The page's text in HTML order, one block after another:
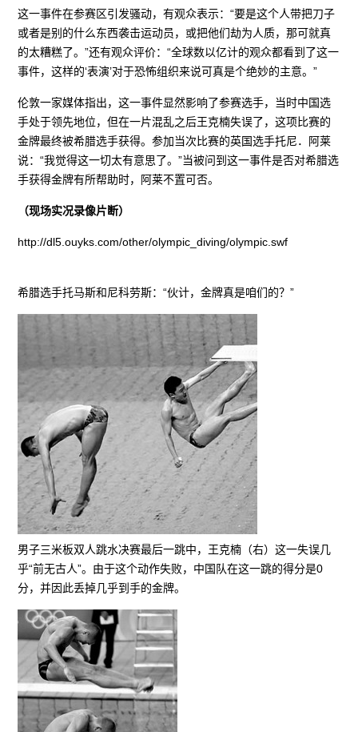
这一事件在参赛区引发骚动，有观众表示：“要是这个人带把刀子
或者是别的什么东西袭击运动员，或把他们劫为人质，那可就真
的太糟糕了。”还有观众评价：“全球数以亿计的观众都看到了这一
事件，这样的‘表演’对于恐怖组织来说可真是个绝妙的主意。”
伦敦一家媒体指出，这一事件显然影响了参赛选手，当时中国选
手处于领先地位，但在一片混乱之后王克楠失误了，这项比赛的
金牌最终被希腊选手获得。参加当次比赛的英国选手托尼．阿莱
说：“我觉得这一切太有意思了。”当被问到这一事件是否对希腊选
手获得金牌有所帮助时，阿莱不置可否。
（现场实况录像片断）
http://dl5.ouyks.com/other/olympic_diving/olympic.swf
希腊选手托马斯和尼科劳斯：“伙计，金牌真是咱们的？”
男子三米板双人跳水决赛最后一跳中，王克楠（右）这一失误几
乎“前无古人”。由于这个动作失败，中国队在这一跳的得分是0
分，并因此丢掉几乎到手的金牌。